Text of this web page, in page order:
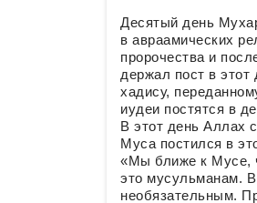
Десятый день
в авраамических
пророчества и
держал пост в
хадису,
иудеи постятся в
В этот день Аллах
Муса постился в
«Мы ближе к Мусе,
это мусульманам.
необязательным.